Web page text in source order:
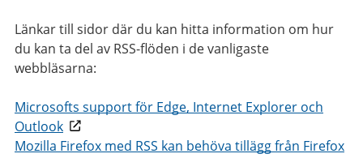
Länkar till sidor där du kan hitta information om hur
du kan ta del av RSS-flöden i de vanligaste
webbläsarna:
Microsofts support för Edge, Internet Explorer och
Outlook
Mozilla Firefox med RSS kan behöva tillägg från Firefox